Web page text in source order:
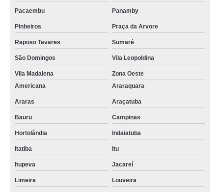
Pacaembu Panamby
Pinheiros Praça da Arvore
Raposo Tavares Sumaré
São Domingos Vila Leopoldina
Vila Madalena
Zona Oeste
Americana
Araraquara
Araras Araçatuba
Bauru Campinas
Hortolândia Indaiatuba
Itatiba Itu
Itupeva Jacareí
Limeira Louveira